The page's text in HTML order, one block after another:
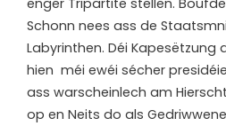
enger Tripartite stellen.
Schonn nees ass de
Labyrinthen. Déi Kapesëtzung
hien méi ewéi sécher
ass warscheinlech am
op en Neits do als